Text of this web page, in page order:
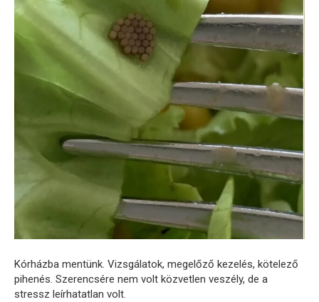
Kórházba mentünk. Vizsgálatok, megelőző kezelés, kötelező
pihenés. Szerencsére nem volt közvetlen veszély, de a
stressz leírhatatlan volt.